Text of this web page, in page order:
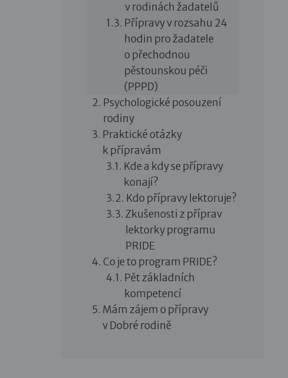
v rodinách žadatelů
Přípravy v rozsahu 24
hodin pro žadatele
o přechodnou
pěstounskou péči
(PPPD)
Psychologické posouzení
rodiny
Praktické otázky
k přípravám
Kde a kdy se přípravy
konají?
Kdo přípravy lektoruje?
Zkušenosti z příprav
lektorky programu
PRIDE
Co je to program PRIDE?
Pět základních
kompetencí
Mám zájem o přípravy
v Dobré rodině